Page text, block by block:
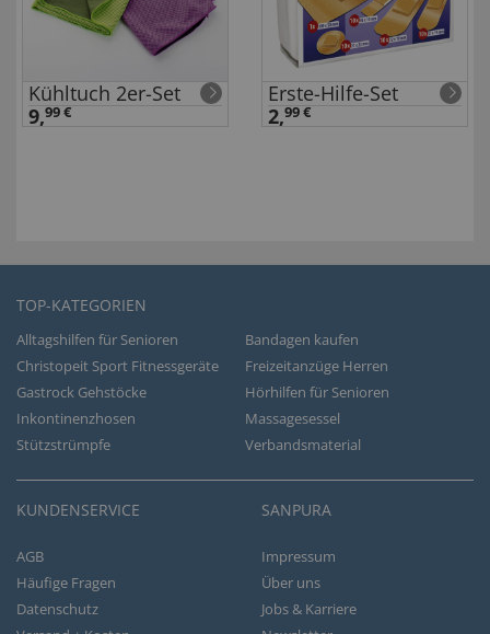
Kühltuch 2er-Set
9,99 €
Erste-Hilfe-Set
2,99 €
TOP-KATEGORIEN
Alltagshilfen für Senioren
Bandagen kaufen
Christopeit Sport Fitnessgeräte
Freizeitanzüge Herren
Gastrock Gehstöcke
Hörhilfen für Senioren
Inkontinenzhosen
Massagesessel
Stützstrümpfe
Verbandsmaterial
KUNDENSERVICE
AGB
Häufige Fragen
Datenschutz
SANPURA
Impressum
Über uns
Jobs & Karriere